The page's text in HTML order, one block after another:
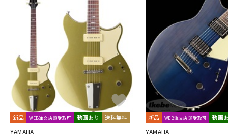
新品 WEB注文店頭受取可 動画あり 送料無料
YAMAHA
新品 WEB注文店頭受取可 動画
YAMAHA